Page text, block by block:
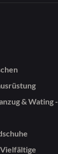
& Wating -